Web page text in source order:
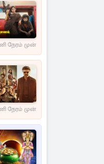
நேரம் முன்
நேரம் முன்